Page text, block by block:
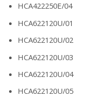
HCA422250E/04
HCA622120U/01
HCA622120U/02
HCA622120U/03
HCA622120U/04
HCA622120U/05